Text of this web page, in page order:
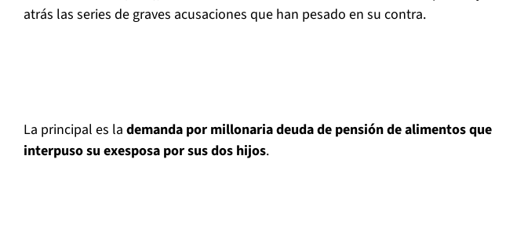
atrás las series de graves acusaciones que han pesado en su contra.
La principal es la demanda por millonaria deuda de pensión de alimentos que
interpuso su exesposa por sus dos hijos.